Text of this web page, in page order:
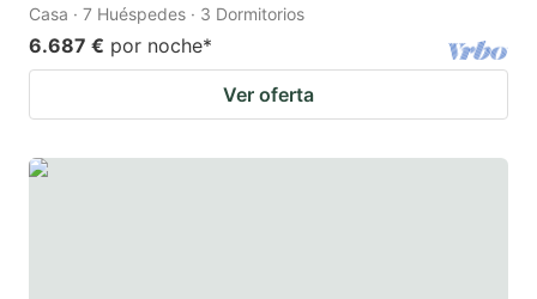
Casa · 7 Huéspedes · 3 Dormitorios
6.687 € por noche*
Ver oferta